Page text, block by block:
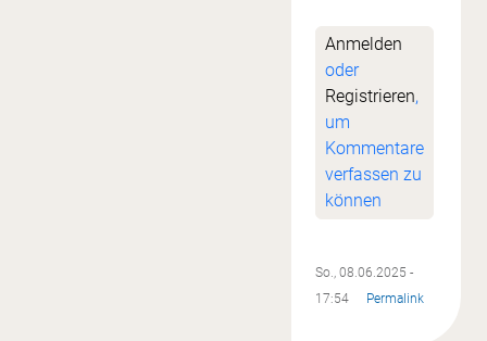
Anmelden
oder
Registrieren,
um
Kommentare
verfassen zu
können
So., 08.06.2025 -
17:54
Permalink